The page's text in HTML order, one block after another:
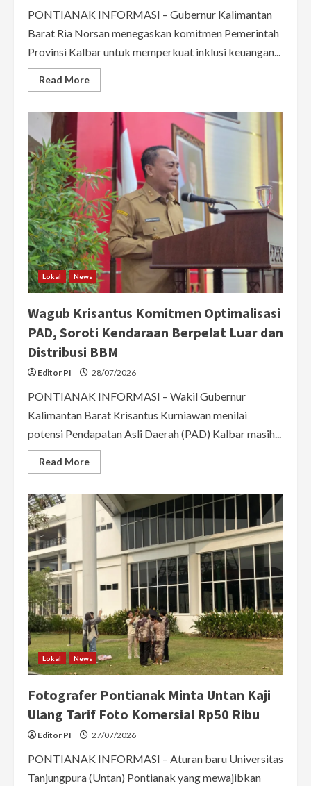
PONTIANAK INFORMASI – Gubernur Kalimantan
Barat Ria Norsan menegaskan komitmen Pemerintah
Provinsi Kalbar untuk memperkuat inklusi keuangan...
Read MoreRead
more
Norsan
Dorong
Keuangan
untuk
Perkuat
Ekonomi
Kalbar,
UMKM
Jadi
Fokus
Utama
Lokal News
Wagub Krisantus Komitmen Optimalisasi
PAD, Soroti Kendaraan Berpelat Luar dan
Distribusi BBM
Editor PI 28/07/2026
PONTIANAK INFORMASI – Wakil Gubernur
Kalimantan Barat Krisantus Kurniawan menilai
potensi Pendapatan Asli Daerah (PAD) Kalbar masih...
Read MoreRead
more
Krisantus
Komitmen
Optimalisasi
PAD,
Kendaraan
Berpelat
Luar
Distribusi
Lokal News
Fotografer Pontianak Minta Untan Kaji
Ulang Tarif Foto Komersial Rp50 Ribu
Editor PI 27/07/2026
PONTIANAK INFORMASI – Aturan baru Universitas
Tanjungpura (Untan) Pontianak yang mewajibkan